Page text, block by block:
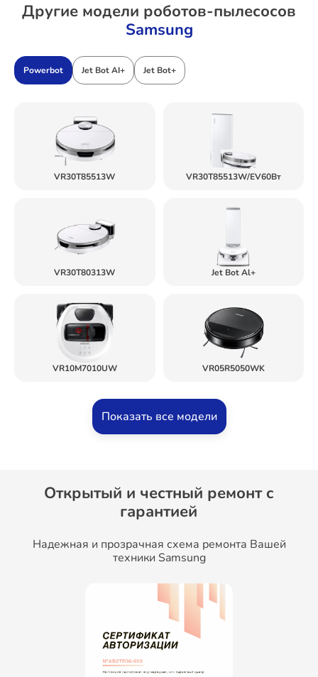
Другие модели роботов-пылесосов
Samsung
Powerbot Jet Bot AI+ Jet Bot+
VR30T85513W VR30T85513W/EV60Вт
VR30T80313W Jet Bot Al+
VR10M7010UW VR05R5050WK
Показать все модели
Открытый и честный ремонт c
гарантией
Надежная и прозрачная схема ремонта Вашей
техники Samsung